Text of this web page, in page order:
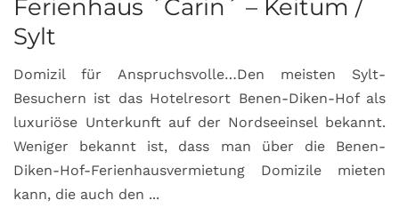
Ferienhaus ´Carin´ – Keitum /
Sylt
Domizil für Anspruchsvolle…Den meisten Sylt-
Besuchern ist das Hotelresort Benen-Diken-Hof als
luxuriöse Unterkunft auf der Nordseeinsel bekannt.
Weniger bekannt ist, dass man über die Benen-
Diken-Hof-Ferienhausvermietung Domizile mieten
kann, die auch den ...